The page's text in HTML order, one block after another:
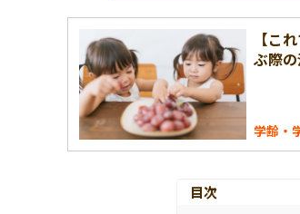
【こ
ぶ際
学齢・
目次